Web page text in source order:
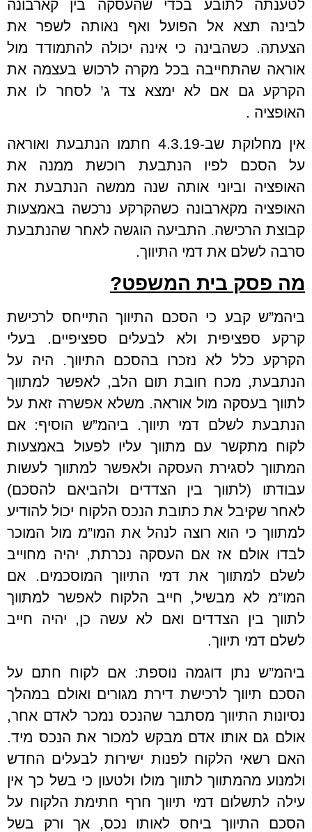
לטענתה לתובע בכדי שהעסקה בין קארבונה
לבינה תצא אל הפועל ואף נאותה לשפר את
הצעתה. כשהבינה כי אינה יכולה להתמודד מול
אוראה שהתחייבה בכל מקרה לרכוש בעצמה את
הקרקע גם אם לא ימצא צד ג’ לסחר לו את
האופציה .
אין מחלוקת שב-4.3.19 חתמו הנתבעת ואוראה
על הסכם לפיו הנתבעת רוכשת ממנה את
האופציה וביוני אותה שנה ממשה הנתבעת את
האופציה מקארבונה כשהקרקע נרכשה באמצעות
קבוצת הרכישה. התביעה הוגשה לאחר שהנתבעת
סרבה לשלם את דמי התיווך.
מה פסק בית המשפט?
ביהמ”ש קבע כי הסכם התיווך התייחס לרכישת
קרקע ספציפית ולא לבעלים ספציפיים. בעלי
הקרקע כלל לא נזכרו בהסכם התיווך. היה על
הנתבעת, מכח חובת תום הלב, לאפשר למתווך
לתווך בעסקה מול אוראה. משלא אפשרה זאת על
הנתבעת לשלם דמי תיווך. ביהמ”ש הוסיף: אם
לקוח מתקשר עם מתווך עליו לפעול באמצעות
המתווך לסגירת העסקה ולאפשר למתווך לעשות
עבודתו (לתווך בין הצדדים ולהביאם להסכם)
לאחר שקיבל את כתובת הנכס הלקוח יכול להודיע
למתווך כי הוא רוצה לנהל את המו”מ מול המוכר
לבדו אולם אז אם העסקה נכרתת, יהיה מחוייב
לשלם למתווך את דמי התיווך המוסכמים. אם
המו”מ לא מבשיל, חייב הלקוח לאפשר למתווך
לתווך בין הצדדים ואם לא עשה כן, יהיה חייב
לשלם דמי תיווך.
ביהמ”ש נתן דוגמה נוספת: אם לקוח חתם על
הסכם תיווך לרכישת דירת מגורים ואולם במהלך
נסיונות התיווך מסתבר שהנכס נמכר לאדם אחר,
אולם גם אותו אדם מבקש למכור את הנכס מיד.
האם רשאי הלקוח לפנות ישירות לבעלים החדש
ולמנוע מהמתווך לתווך מולו ולטעון כי בשל כך אין
עילה לתשלום דמי תיווך חרף חתימת הלקוח על
הסכם התיווך ביחס לאותו נכס, אך ורק בשל